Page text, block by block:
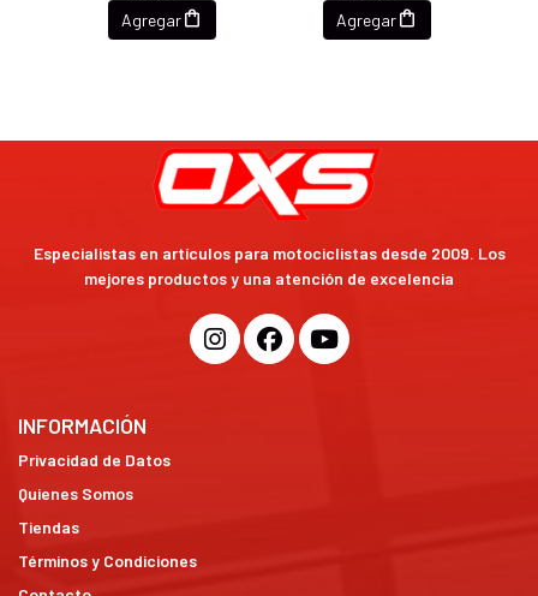
Agregar Agregar
Especialistas en artículos para motociclistas desde 2009. Los
mejores productos y una atención de excelencia
INFORMACIÓN
Privacidad de Datos
Quienes Somos
Tiendas
Términos y Condiciones